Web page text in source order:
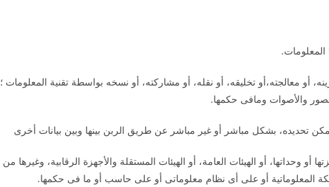
المعلومات.
أو معالجته،أو تخليقه، أو نقله، أو مشاركته، أو نسخه بواسطة تقنية المعلومات ؛
والأصوات ومافى حكمها.
تحديده، بشكل مباشر أو غير مباشر عن طريق الربن بينها وبين بيانات أخرى
أو وحداتها، أو الهيئات العامة، أو الهيئات المستقلة والأجهزة الرقابية، وغيرها من
المعلوماتية أو على أى نظام معلوماتى أو على حاسب أو ما فى حكمها.